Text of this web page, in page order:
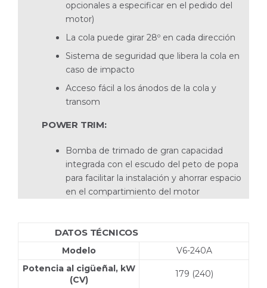
opcionales a especificar en el pedido del
motor)
La cola puede girar 28º en cada dirección
Sistema de seguridad que libera la cola en
caso de impacto
Acceso fácil a los ánodos de la cola y
transom
POWER TRIM:
Bomba de trimado de gran capacidad
integrada con el escudo del peto de popa
para facilitar la instalación y ahorrar espacio
en el compartimiento del motor
DATOS TÉCNICOS
Modelo
V6-240A
Potencia al cigüeñal, kW
(CV)
179 (240)